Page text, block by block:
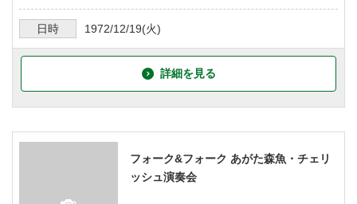
日時 1972/12/19(火)
詳細を見る
フォーク&フォーク あがた森魚・チェリ
ッシュ演奏会